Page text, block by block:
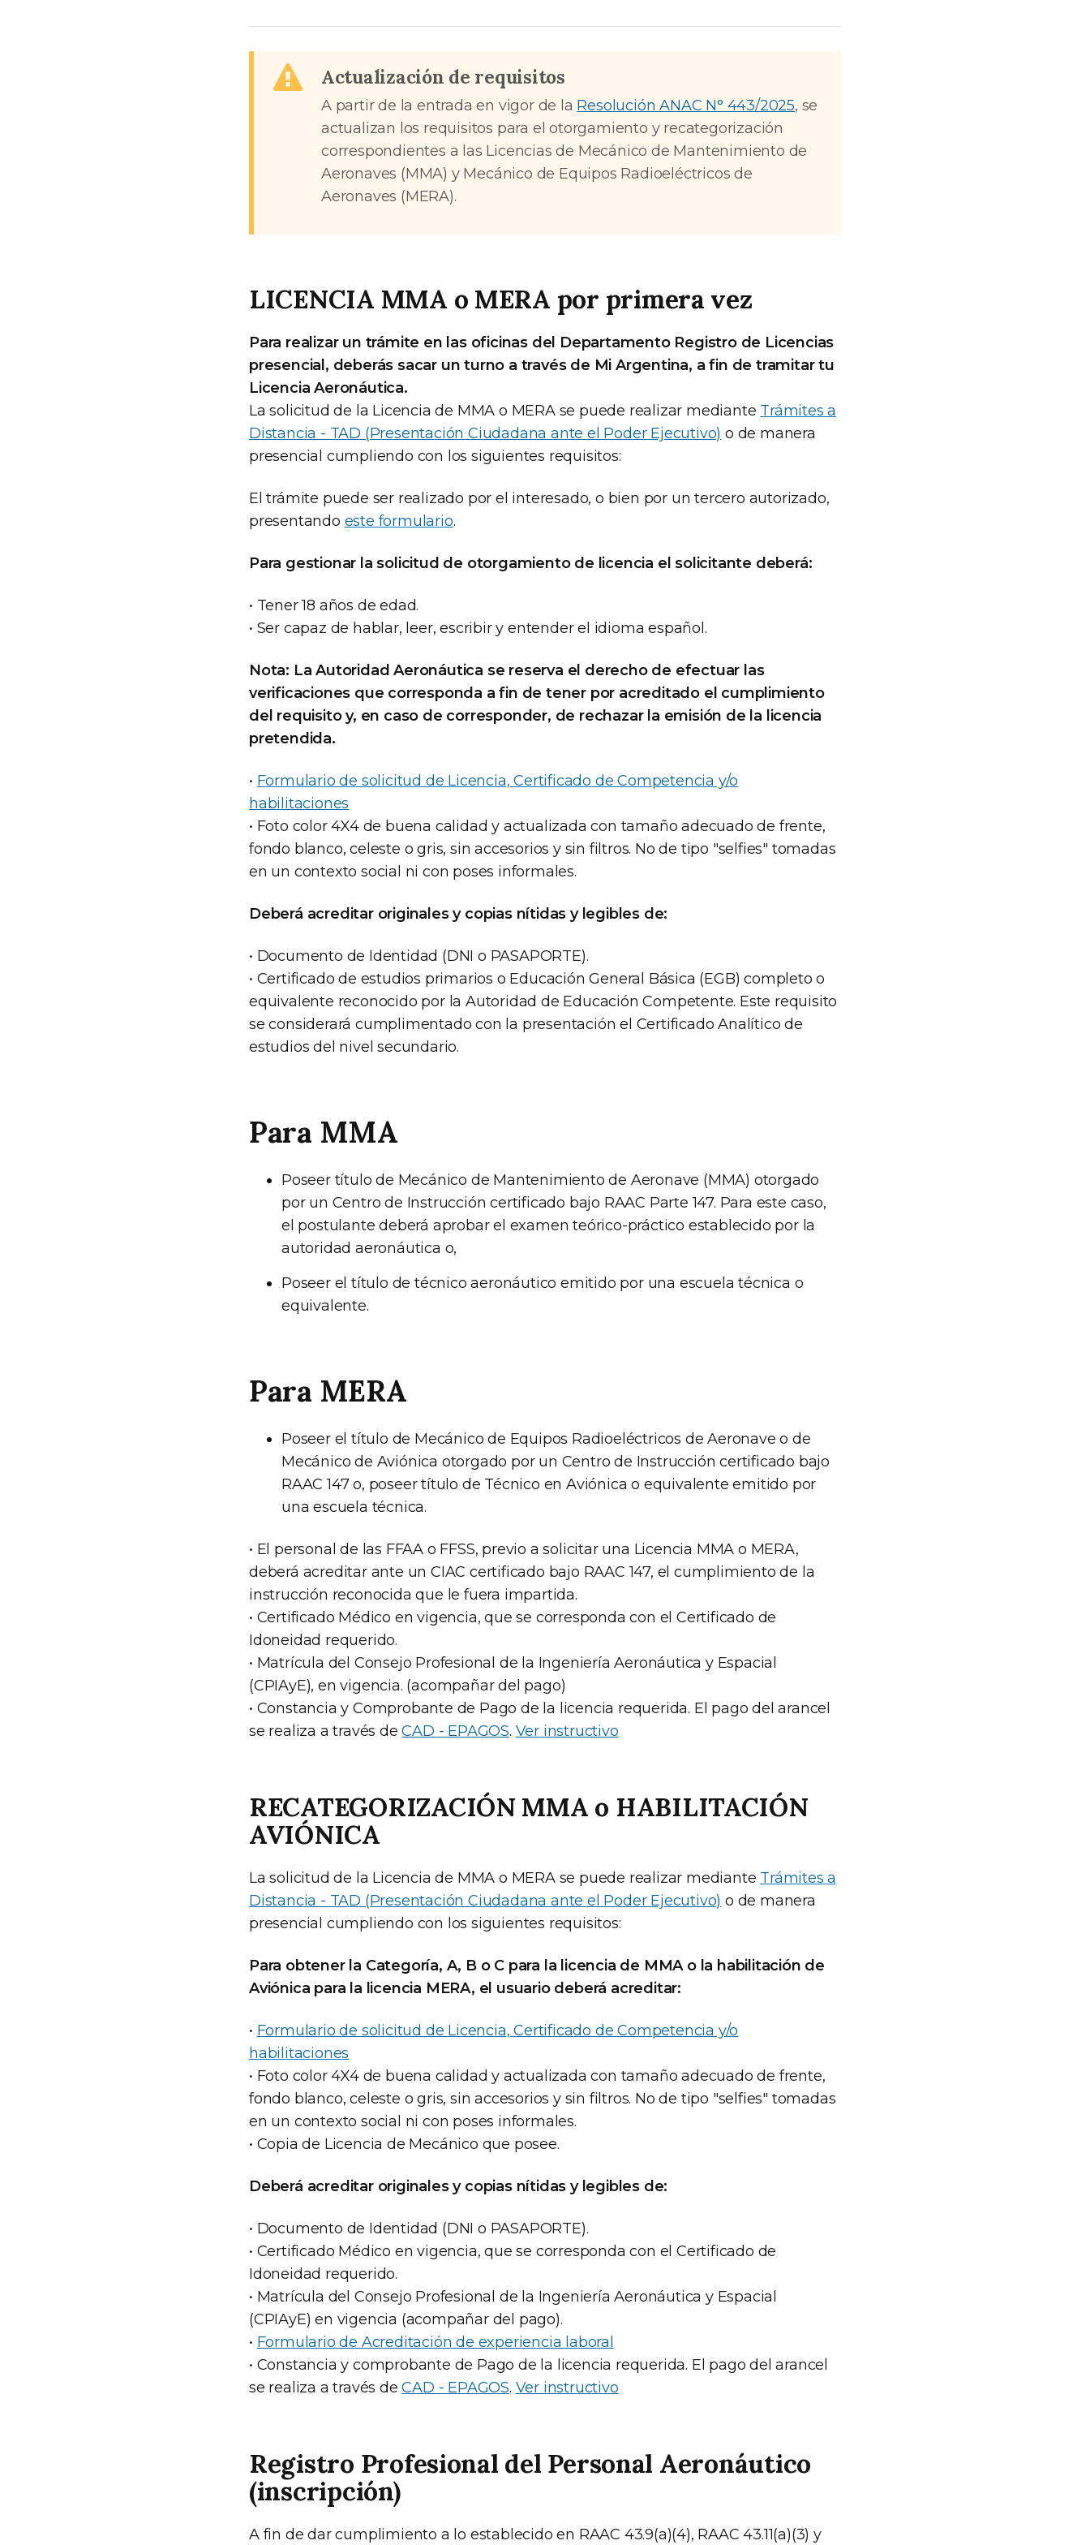
Actualización de requisitos
A partir de la entrada en vigor de la Resolución ANAC N° 443/2025, se
actualizan los requisitos para el otorgamiento y recategorización
correspondientes a las Licencias de Mecánico de Mantenimiento de
Aeronaves (MMA) y Mecánico de Equipos Radioeléctricos de
Aeronaves (MERA).
LICENCIA MMA o MERA por primera vez
Para realizar un trámite en las oficinas del Departamento Registro de Licencias
presencial, deberás sacar un turno a través de Mi Argentina, a fin de tramitar tu
Licencia Aeronáutica.
La solicitud de la Licencia de MMA o MERA se puede realizar mediante Trámites a
Distancia - TAD (Presentación Ciudadana ante el Poder Ejecutivo) o de manera
presencial cumpliendo con los siguientes requisitos:
El trámite puede ser realizado por el interesado, o bien por un tercero autorizado,
presentando este formulario.
Para gestionar la solicitud de otorgamiento de licencia el solicitante deberá:
• Tener 18 años de edad.
• Ser capaz de hablar, leer, escribir y entender el idioma español.
Nota: La Autoridad Aeronáutica se reserva el derecho de efectuar las
verificaciones que corresponda a fin de tener por acreditado el cumplimiento
del requisito y, en caso de corresponder, de rechazar la emisión de la licencia
pretendida.
• Formulario de solicitud de Licencia, Certificado de Competencia y/o
habilitaciones
• Foto color 4X4 de buena calidad y actualizada con tamaño adecuado de frente,
fondo blanco, celeste o gris, sin accesorios y sin filtros. No de tipo "selfies" tomadas
en un contexto social ni con poses informales.
Deberá acreditar originales y copias nítidas y legibles de:
• Documento de Identidad (DNI o PASAPORTE).
• Certificado de estudios primarios o Educación General Básica (EGB) completo o
equivalente reconocido por la Autoridad de Educación Competente. Este requisito
se considerará cumplimentado con la presentación el Certificado Analítico de
estudios del nivel secundario.
Para MMA
Poseer título de Mecánico de Mantenimiento de Aeronave (MMA) otorgado
por un Centro de Instrucción certificado bajo RAAC Parte 147. Para este caso,
el postulante deberá aprobar el examen teórico-práctico establecido por la
autoridad aeronáutica o,
Poseer el título de técnico aeronáutico emitido por una escuela técnica o
equivalente.
Para MERA
Poseer el título de Mecánico de Equipos Radioeléctricos de Aeronave o de
Mecánico de Aviónica otorgado por un Centro de Instrucción certificado bajo
RAAC 147 o, poseer título de Técnico en Aviónica o equivalente emitido por
una escuela técnica.
• El personal de las FFAA o FFSS, previo a solicitar una Licencia MMA o MERA,
deberá acreditar ante un CIAC certificado bajo RAAC 147, el cumplimiento de la
instrucción reconocida que le fuera impartida.
• Certificado Médico en vigencia, que se corresponda con el Certificado de
Idoneidad requerido.
• Matrícula del Consejo Profesional de la Ingeniería Aeronáutica y Espacial
(CPIAyE), en vigencia. (acompañar del pago)
• Constancia y Comprobante de Pago de la licencia requerida. El pago del arancel
se realiza a través deCAD - EPAGOS. Ver instructivo
RECATEGORIZACIÓN MMA o HABILITACIÓN
AVIÓNICA
La solicitud de la Licencia de MMA o MERA se puede realizar mediante Trámites a
Distancia - TAD (Presentación Ciudadana ante el Poder Ejecutivo) o de manera
presencial cumpliendo con los siguientes requisitos:
Para obtener la Categoría, A, B o C para la licencia de MMA o la habilitación de
Aviónica para la licencia MERA, el usuario deberá acreditar:
• Formulario de solicitud de Licencia, Certificado de Competencia y/o
habilitaciones
• Foto color 4X4 de buena calidad y actualizada con tamaño adecuado de frente,
fondo blanco, celeste o gris, sin accesorios y sin filtros. No de tipo "selfies" tomadas
en un contexto social ni con poses informales.
• Copia de Licencia de Mecánico que posee.
Deberá acreditar originales y copias nítidas y legibles de:
• Documento de Identidad (DNI o PASAPORTE).
• Certificado Médico en vigencia, que se corresponda con el Certificado de
Idoneidad requerido.
• Matrícula del Consejo Profesional de la Ingeniería Aeronáutica y Espacial
(CPIAyE) en vigencia (acompañar del pago).
• Formulario de Acreditación de experiencia laboral
• Constancia y comprobante de Pago de la licencia requerida. El pago del arancel
se realiza a través deCAD - EPAGOS. Ver instructivo
Registro Profesional del Personal Aeronáutico
(inscripción)
A fin de dar cumplimiento a lo establecido en RAAC 43.9(a)(4), RAAC 43.11(a)(3) y